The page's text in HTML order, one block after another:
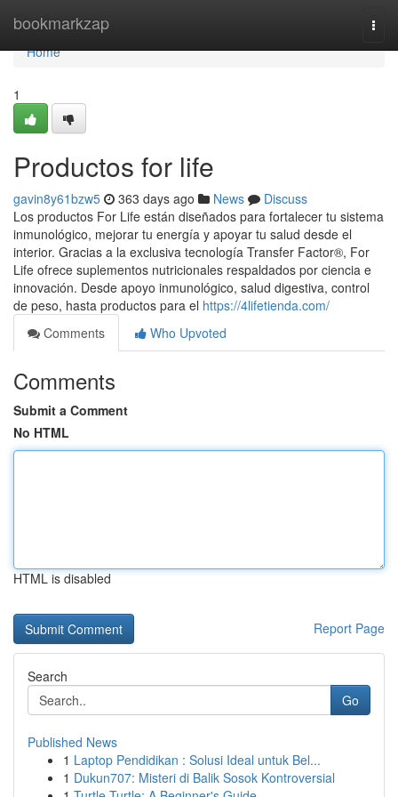
bookmarkzap
Home
Home
1
Productos for life
gavin8y61bzw5 363 days ago News
Discuss
Los productos For Life están diseñados para fortalecer tu sistema
inmunológico, mejorar tu energía y apoyar tu salud desde el
interior. Gracias a la exclusiva tecnología Transfer Factor®, For
Life ofrece suplementos nutricionales respaldados por ciencia e
innovación. Desde apoyo inmunológico, salud digestiva, control
de peso, hasta productos para el https://4lifetienda.com/
Comments
Who Upvoted
Comments
Submit a Comment
No HTML
HTML is disabled
Report Page
Search
Go
Published News
1 Laptop Pendidikan : Solusi Ideal untuk Bel...
1 Dukun707: Misteri di Balik Sosok Kontroversial